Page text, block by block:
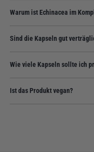
ist auf 10 % Andrographolide
konzentrierte Kraft dieser
Warum ist Echinacea im
verwenden einen
unseren Immun Komplex
Sind die Kapseln gut
Kapselhülle. Durch den
sehr bekömmlich und lässt
Wie viele Kapseln sollte ich
Kapseln pro Dose bist du so
Ist das Produkt vegan?